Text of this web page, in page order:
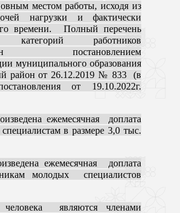
местом работы, исходя из
нагрузки и фактически
времени. Полный перечень
категорий работников
постановлением
муниципального образования
район от 26.12.2019 № 833 (в
от 19.10.2022г.
ежемесячная доплата
в размере 3,0 тыс.
ежемесячная доплата
молодых специалистов
являются членами